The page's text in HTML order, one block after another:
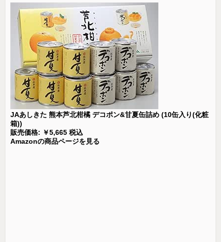
JAあしきた 熊本芦北柑橘 デコポン&甘夏缶詰め (10缶入り(化粧
箱))
販売価格: ￥5,665 税込
Amazonの商品ページを見る